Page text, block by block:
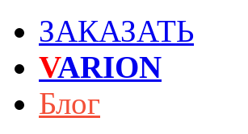
ЗАКАЗАТЬ
VARION
Блог